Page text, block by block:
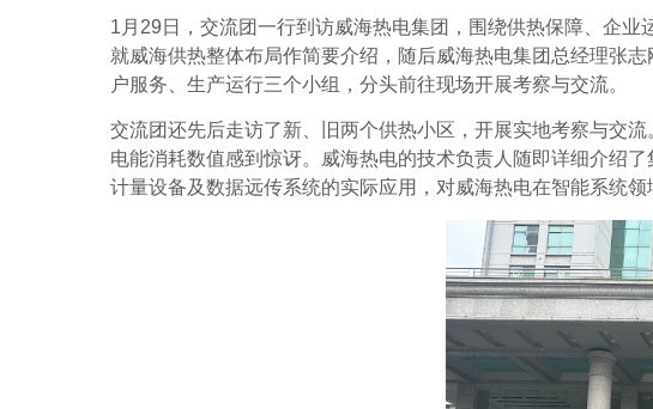
1 月 29 日，交流团一行到访威海热电集团，围绕供热保障、企
就威海供热整体布局作简要介绍，随后威海热电集团总经理张
户服务、生产运行三个小组，分头前往现场开展考察与交流。
交流团还先后走访了新、旧两个供热小区，开展实地考察与交
电能消耗数值感到惊讶。威海热电的技术负责人随即详细介绍
计量设备及数据远传系统的实际应用，对威海热电在智能系统领